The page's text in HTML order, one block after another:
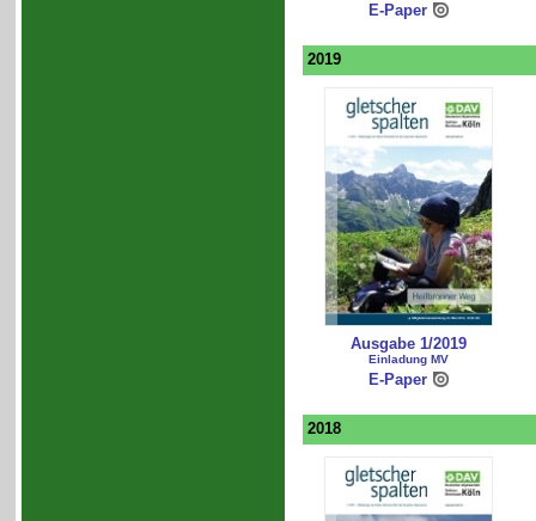
E-Paper
2019
Ausgabe 1/2019
Einladung MV
E-Paper
2018